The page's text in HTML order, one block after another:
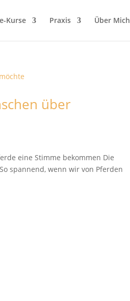
Kurse Praxis Über Mich
über
eine Stimme bekommen Die
spannend, wenn wir von Pferden